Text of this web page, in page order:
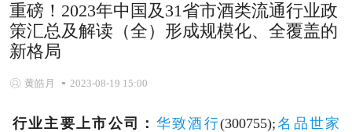
重磅！2023年中国及31省市酒类流通行业政
策汇总及解读（全）形成规模化、全覆盖的
新格局
黄皓月 2023-08-19 15:00
行业主要上市公司： 华致酒行(300755);名品世家